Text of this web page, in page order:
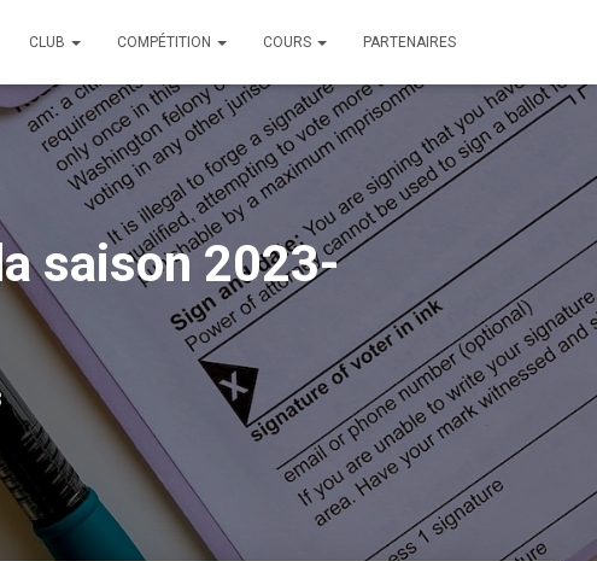
CLUB COMPÉTITION COURS PARTENAIRES
saison 2023-